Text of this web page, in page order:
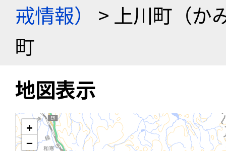
戒情報）
> 上川町（か
町
地図表示
+
−